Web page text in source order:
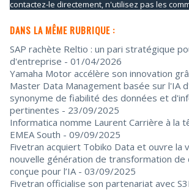
contactez-le directement, n'utilisez pas les
DANS LA MÊME RUBRIQUE :
SAP rachète Reltio : un pari stratégique
d'entreprise - 01/04/2026
Yamaha Motor accélère son innovation
Master Data Management basée sur l'IA
synonyme de fiabilité des données et
pertinentes - 23/09/2025
Informatica nomme Laurent Carrière à la
EMEA South - 09/09/2025
Fivetran acquiert Tobiko Data et ouvre la
nouvelle génération de transformation de
conçue pour l’IA - 03/09/2025
Fivetran officialise son partenariat avec